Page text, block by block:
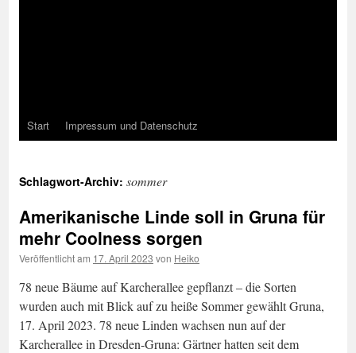
Start Impressum und Datenschutz
Schlagwort-Archiv: sommer
Amerikanische Linde soll in Gruna für
mehr Coolness sorgen
Veröffentlicht am 17. April 2023 von Heiko
78 neue Bäume auf Karcherallee gepflanzt – die Sorten
wurden auch mit Blick auf zu heiße Sommer gewählt Gruna,
17. April 2023. 78 neue Linden wachsen nun auf der
Karcherallee in Dresden-Gruna: Gärtner hatten seit dem